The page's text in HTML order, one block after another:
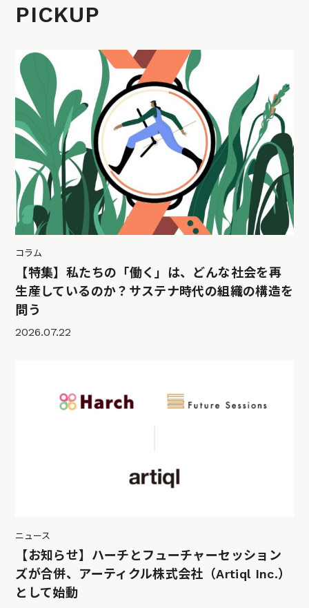
PICKUP
コラム
【特集】私たちの「働く」は、どんな社会を再
生産しているのか？サステナ時代の組織の構造を
問う
2026.07.22
ニュース
【お知らせ】ハーチとフューチャーセッション
ズが合併、アーティクル株式会社（Artiql Inc.）
として始動